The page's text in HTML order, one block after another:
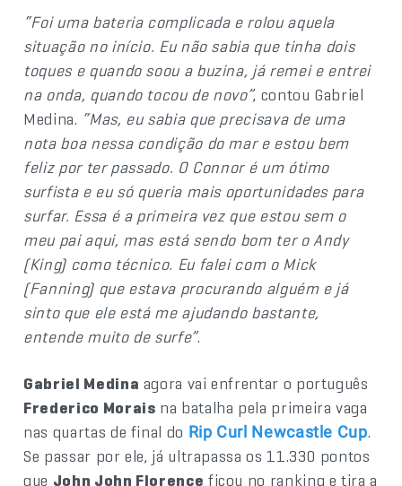
“Foi uma bateria complicada e rolou aquela
situação no início. Eu não sabia que tinha dois
toques e quando soou a buzina, já remei e entrei
na onda, quando tocou de novo”, contou Gabriel
Medina. “Mas, eu sabia que precisava de uma
nota boa nessa condição do mar e estou bem
feliz por ter passado. O Connor é um ótimo
surfista e eu só queria mais oportunidades para
surfar. Essa é a primeira vez que estou sem o
meu pai aqui, mas está sendo bom ter o Andy
(King) como técnico. Eu falei com o Mick
(Fanning) que estava procurando alguém e já
sinto que ele está me ajudando bastante,
entende muito de surfe”.
Gabriel Medina agora vai enfrentar o português
Frederico Morais na batalha pela primeira vaga
nas quartas de final do Rip Curl Newcastle Cup.
Se passar por ele, já ultrapassa os 11.330 pontos
que John John Florence ficou no ranking e tira a